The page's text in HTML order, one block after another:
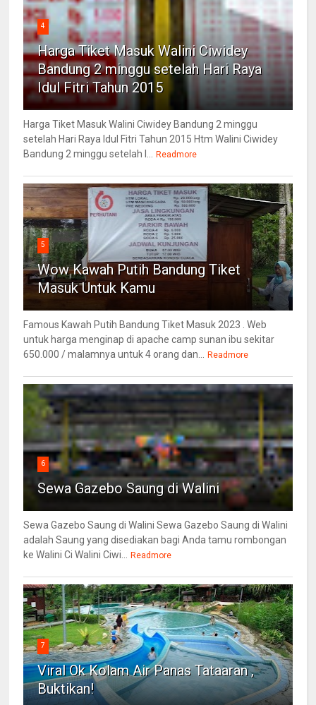
4
Harga Tiket Masuk Walini Ciwidey
Bandung 2 minggu setelah Hari Raya
Idul Fitri Tahun 2015
Harga Tiket Masuk Walini Ciwidey Bandung 2 minggu
setelah Hari Raya Idul Fitri Tahun 2015 Htm Walini Ciwidey
Bandung 2 minggu setelah l...
Readmore
5
Wow Kawah Putih Bandung Tiket
Masuk Untuk Kamu
Famous Kawah Putih Bandung Tiket Masuk 2023 . Web
untuk harga menginap di apache camp sunan ibu sekitar
650.000 / malamnya untuk 4 orang dan...
Readmore
6
Sewa Gazebo Saung di Walini
Sewa Gazebo Saung di Walini Sewa Gazebo Saung di Walini
adalah Saung yang disediakan bagi Anda tamu rombongan
ke Walini Ci Walini Ciwi...
Readmore
7
Viral Ok Kolam Air Panas Tataaran ,
Buktikan!